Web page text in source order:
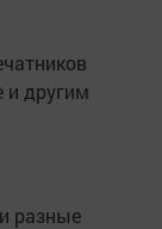
и другим
разные